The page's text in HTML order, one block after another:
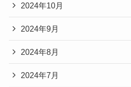
2024年10月
2024年9月
2024年8月
2024年7月